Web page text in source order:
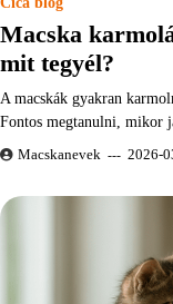
Macska
mit tegyél?
A macskák gyakran
Fontos megtanulni, mikor
Macskanevek 2026-